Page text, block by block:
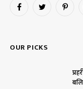
FacebookTwitter
OUR PICKS